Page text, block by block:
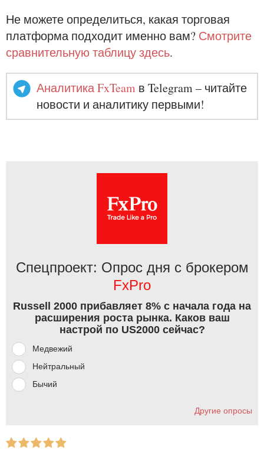
Не можете определиться, какая торговая
платформа подходит именно вам? Смотрите
сравнительную таблицу здесь.
Аналитика FxTeam в Telegram – читайте
новости и аналитику первыми!
Спецпроект: Опрос дня с брокером
FxPro
Russell 2000 прибавляет 8% с начала года на
расширения роста рынка. Каков ваш
настрой по US2000 сейчас?
Медвежий
Нейтральный
Бычий
Другие опросы